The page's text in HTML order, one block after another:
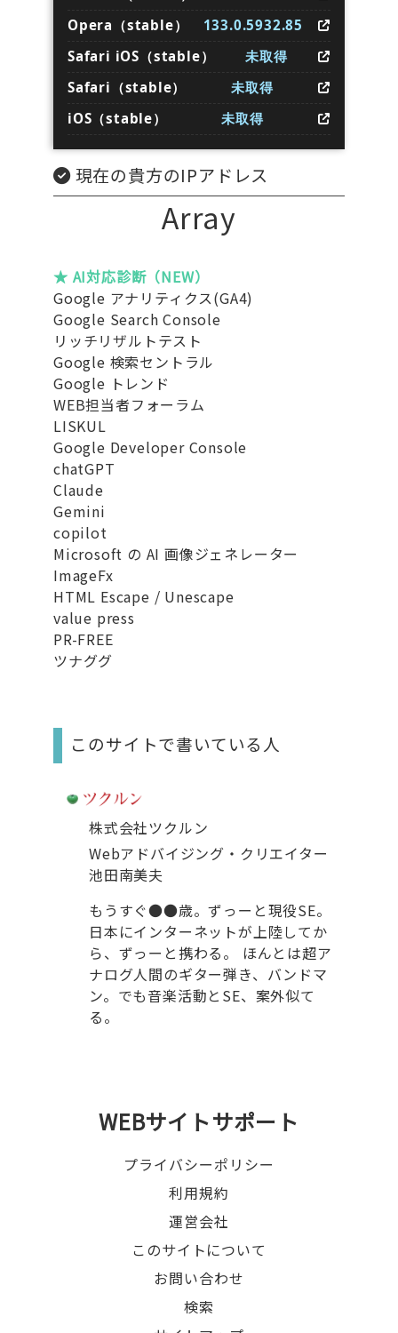
Opera（stable）
133.0.5932.85
Safari iOS（stable）
未取得
Safari（stable）
未取得
iOS（stable）
未取得
現在の貴方のIPアドレス
Array
★ AI対応診断（NEW）
Google アナリティクス(GA4)
Google Search Console
リッチリザルトテスト
Google 検索セントラル
Google トレンド
WEB担当者フォーラム
LISKUL
Google Developer Console
chatGPT
Claude
Gemini
copilot
Microsoft の AI 画像ジェネレーター
ImageFx
HTML Escape / Unescape
value press
PR-FREE
ツナググ
このサイトで書いている人
株式会社ツクルン
Webアドバイジング・クリエイター
池田南美夫
もうすぐ●●歳。ずっーと現役SE。
日本にインターネットが上陸してか
ら、ずっーと携わる。 ほんとは超ア
ナログ人間のギター弾き、バンドマ
ン。でも音楽活動とSE、案外似て
る。
WEBサイトサポート
プライバシーポリシー
利用規約
運営会社
このサイトについて
お問い合わせ
検索